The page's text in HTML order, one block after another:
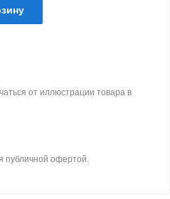
от иллюстрации товара в
публичной офертой.